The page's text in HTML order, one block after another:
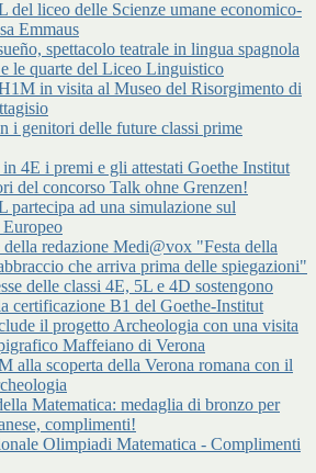
del liceo delle Scienze umane economico-
Emmaus
spettacolo teatrale in lingua spagnola
le quarte del Liceo Linguistico
in visita al Museo del Risorgimento di
i genitori delle future classi prime
4E i premi e gli attestati Goethe Institut
del concorso Talk ohne Grenzen!
partecipa ad una simulazione sul
Europeo
della redazione Medi@vox "Festa della
che arriva prima delle spiegazioni"
delle classi 4E, 5L e 4D sostengono
certificazione B1 del Goethe-Institut
il progetto Archeologia con una visita
Maffeiano di Verona
alla scoperta della Verona romana con il
Matematica: medaglia di bronzo per
complimenti!
Olimpiadi Matematica - Complimenti